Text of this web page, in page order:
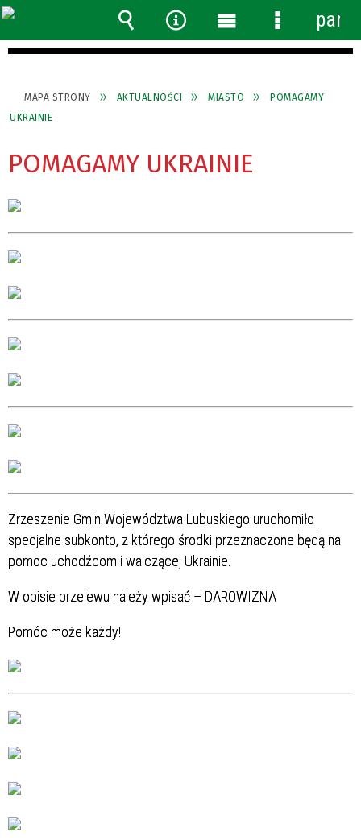
MAPA STRONY AKTUALNOŚCI MIASTO
POMAGAMY
UKRAINIE
POMAGAMY UKRAINIE
Zrzeszenie Gmin Województwa Lubuskiego uruchomiło
specjalne subkonto, z którego środki przeznaczone będą na
pomoc uchodźcom i walczącej Ukrainie.
W opisie przelewu należy wpisać – DAROWIZNA
Pomóc może każdy!
Wyszukiwarka
Narzędzia
Menu Menu
panel